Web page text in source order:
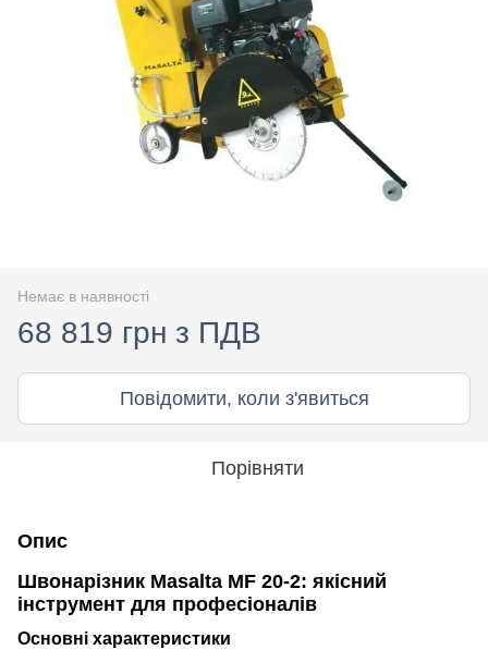
Немає в наявності
68 819 грн з ПДВ
Повідомити, коли з'явиться
Порівняти
Опис
Швонарізник Masalta MF 20-2: якісний
інструмент для професіоналів
Основні характеристики